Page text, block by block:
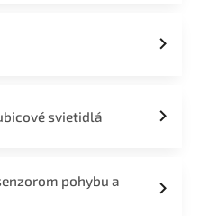
svietidlá
pohybu a